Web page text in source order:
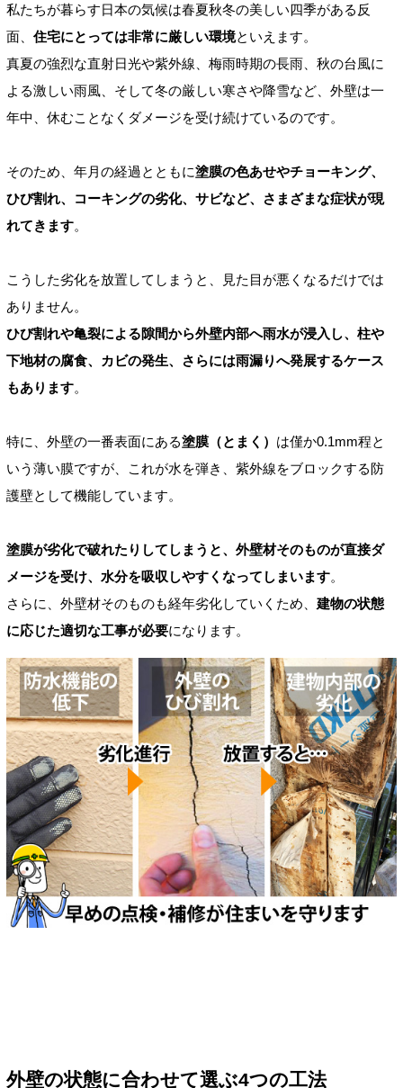
私たちが暮らす日本の気候は春夏秋冬の美しい四季がある反
面、 住宅にとっては非常に厳しい環境といえます。
真夏の強烈な直射日光や紫外線、梅雨時期の長雨、秋の台風に
よる激しい雨風、そして冬の厳しい寒さや降雪など、外壁は一
年中、休むことなくダメージを受け続けているのです。
そのため、年月の経過とともに塗膜の色あせやチョーキング、
ひび割れ、コーキングの劣化、サビなど、さまざまな症状が現
れてきます。
こうした劣化を放置してしまうと、見た目が悪くなるだけでは
ありません。
ひび割れや亀裂による隙間から外壁内部へ雨水が浸入し、柱や
下地材の腐食、カビの発生、さらには雨漏りへ発展するケース
もあります。
特に、外壁の一番表面にある塗膜（とまく） は僅か0.1mm程と
いう薄い膜ですが、これが水を弾き、紫外線をブロックする防
護壁として機能しています。
塗膜が劣化で破れたりしてしまうと、外壁材そのものが直接ダ
メージを受け、水分を吸収しやすくなってしまいます。
さらに、外壁材そのものも経年劣化していくため、 建物の状態
に応じた適切な工事が必要になります。
外壁の状態に合わせて選ぶ4つの工法